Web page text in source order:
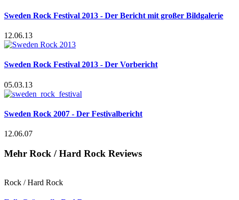
Sweden Rock Festival 2013 - Der Bericht mit großer Bildgalerie
12.06.13
Sweden Rock Festival 2013 - Der Vorbericht
05.03.13
Sweden Rock 2007 - Der Festivalbericht
12.06.07
Mehr Rock / Hard Rock Reviews
Rock / Hard Rock